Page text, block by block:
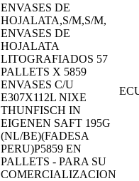
ENVASES DE
HOJALATA,S/M,S/M,
ENVASES DE
HOJALATA
LITOGRAFIADOS 57
PALLETS X 5859
ENVASES C/U
E307X112L NIXE
THUNFISCH IN
EIGENEN SAFT 195G
(NL/BE)(FADESA
PERU)P5859 EN
PALLETS - PARA SU
COMERCIALIZACION